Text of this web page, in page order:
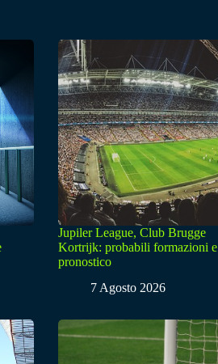
Jupiler League, Club Brugge
Kortrijk: probabili formazioni e
pronostico
7 Agosto 2026